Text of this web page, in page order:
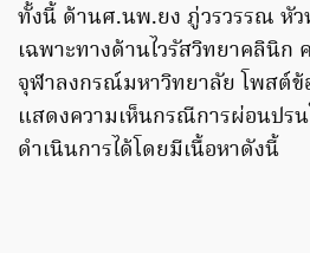
ทั้งนี้ ด้านศ.นพ.ยง ภู่วรวรรณ หั
เฉพาะทางด้านไวรัสวิทยาคลินิ
จุฬาลงกรณ์มหาวิทยาลัย โพสต์
แสดงความเห็นกรณีการผ่อนปรน
ดำเนินการได้โดยมีเนื้อหาดังนี้